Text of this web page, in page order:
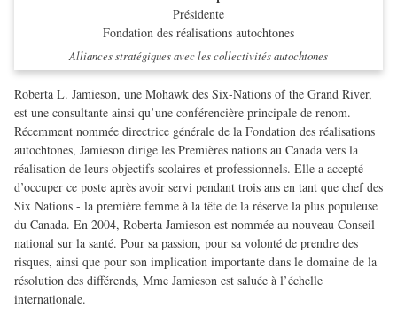
Présidente
Fondation des réalisations autochtones
Alliances stratégiques avec les collectivités autochtones
Roberta L. Jamieson, une Mohawk des Six-Nations of the Grand River,
est une consultante ainsi qu’une conférencière principale de renom.
Récemment nommée directrice générale de la Fondation des réalisations
autochtones, Jamieson dirige les Premières nations au Canada vers la
réalisation de leurs objectifs scolaires et professionnels. Elle a accepté
d’occuper ce poste après avoir servi pendant trois ans en tant que chef des
Six Nations - la première femme à la tête de la réserve la plus populeuse
du Canada. En 2004, Roberta Jamieson est nommée au nouveau Conseil
national sur la santé. Pour sa passion, pour sa volonté de prendre des
risques, ainsi que pour son implication importante dans le domaine de la
résolution des différends, Mme Jamieson est saluée à l’échelle
internationale.